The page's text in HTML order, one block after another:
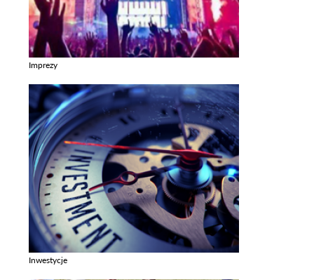
Imprezy
Inwestycje